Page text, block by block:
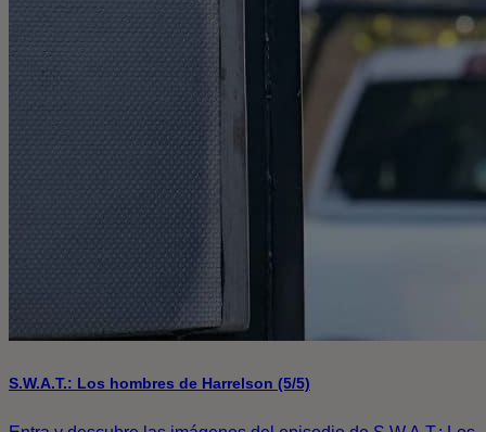
S.W.A.T.: Los hombres de Harrelson (5/5)